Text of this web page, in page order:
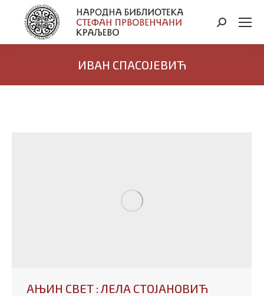
Search:
ИВАН СПАСОЈЕВИЋ
АЊИН СВЕТ : ЛЕЛА СТОЈАНОВИЋ